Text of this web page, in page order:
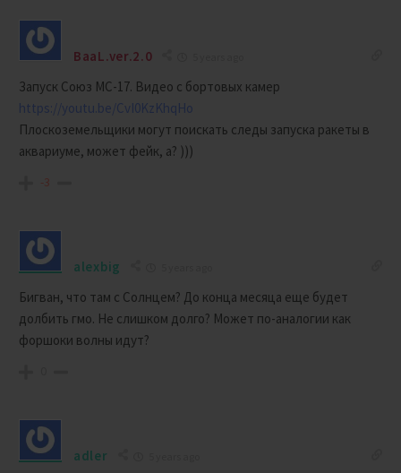
BaaL.ver.2.0
Запуск Союз МС-17. Видео с бортовых камер
https://youtu.be/CvI0KzKhqHo
Плоскоземельщики могут поискать следы запуска ракеты в
аквариуме, может фейк, а? )))
-3
alexbig
Бигван, что там с Солнцем? До конца месяца еще будет
долбить гмо. Не слишком долго? Может по-аналогии как
форшоки волны идут?
adler